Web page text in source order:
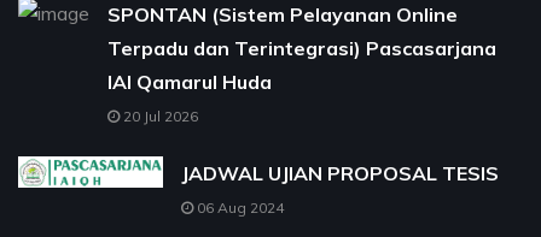
SPONTAN (Sistem Pelayanan Online
Terpadu dan Terintegrasi) Pascasarjana
IAI Qamarul Huda
20 Jul 2026
JADWAL UJIAN PROPOSAL TESIS
06 Aug 2024